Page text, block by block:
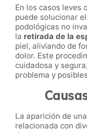
En los casos leves
puede solucionar
podológicas no
la retirada de la
piel, aliviando de
dolor. Este
cuidadosa y
problema y
La aparición de
relacionada con